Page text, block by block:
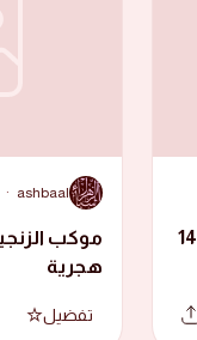
محرم 1443
A
ashbaal
·
هجرية
تفضيل